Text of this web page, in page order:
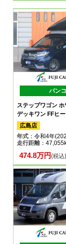
バン
ステップワゴン
デッキワン FFヒ
広島店
年式 ：令和4年
走行距離：
474.8万円(税込)